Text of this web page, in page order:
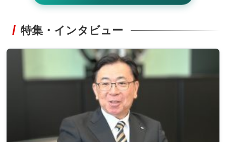
特集・インタビュー